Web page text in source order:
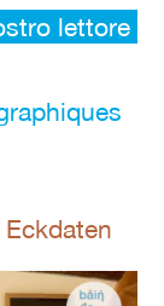
lettore